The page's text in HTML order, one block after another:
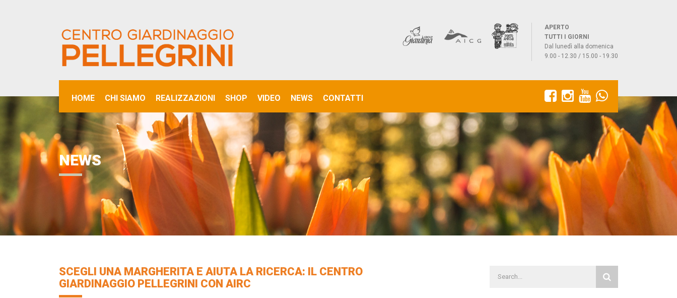
APERTO
TUTTI I GIORNI
Dal lunedì alla domenica
9.00 - 12.30 / 15.00 - 19.30
HOME CHI SIAMO REALIZZAZIONI SHOP VIDEO NEWS CONTATTI
NEWS
SCEGLI UNA MARGHERITA E AIUTA LA RICERCA: IL CENTRO
GIARDINAGGIO PELLEGRINI CON AIRC